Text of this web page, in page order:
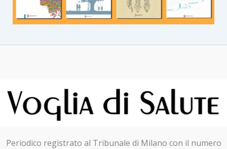
Periodico registrato al Tribunale di Milano con il numero